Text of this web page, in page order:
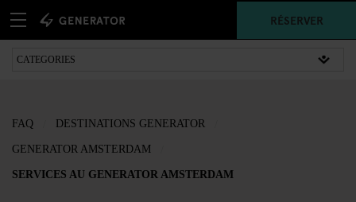
RÉSERVER
FAQ DESTINATIONS GENERATOR
GENERATOR AMSTERDAM
SERVICES AU GENERATOR AMSTERDAM